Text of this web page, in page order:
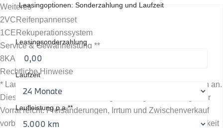
Weiteres
2VC Reifenpannenset
1CE Rekuperationssystem
Service & Gewährleistung **
8KA Ölwartungsintervall 24 Monate/30.000 km
Rechtliche Hinweise
* Laufzeitgebundener Dienst, evtl. fallen zusätzliche Kosten an.
Dies ist ein unverbindliches Angebot. Angebote solange der
Vorrat reicht. Preisänderungen, Irrtum und Zwischenverkauf
vorbehalten. Wir übernehmen keine Gewähr für die Richtigkeit
Leasingoptionen: Sonderzahlung und Laufzeit
Leasingsonderzahlung
Laufzeit
Laufleistung p.a.**